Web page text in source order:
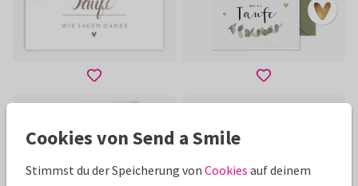
Cookies von Send a Smile
Stimmst du der Speicherung von Cookies auf deinem